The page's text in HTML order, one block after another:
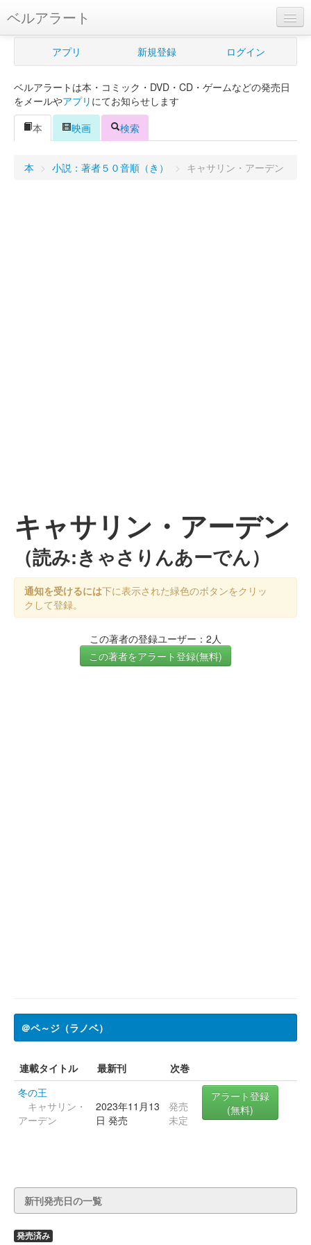
ベルアラート
ベルアラートとは
新規登録
ログイン
アプリ 新規登録 ログイン
ベルアラートは本・コミック・DVD・CD・ゲームなどの発売日
をメールやアプリ にてお知らせします
本
映画 検索
本 > 小説：著者５０音順（き） > キャサリン・アーデン
キャサリン・アーデン
（読み:きゃさりんあーでん）
通知を受けるには下に表示された緑色のボタンをクリッ
クして登録。
この著者の登録ユーザー：2人
この著者をアラート登録(無料)
＠ペ～ジ（ラノベ）
連載タイトル 最新刊
次巻
冬の王
キャサリン・
アーデン
2023年11月13
日 発売
発売
未定
アラート登録
(無料)
新刊発売日の一覧
発売済み